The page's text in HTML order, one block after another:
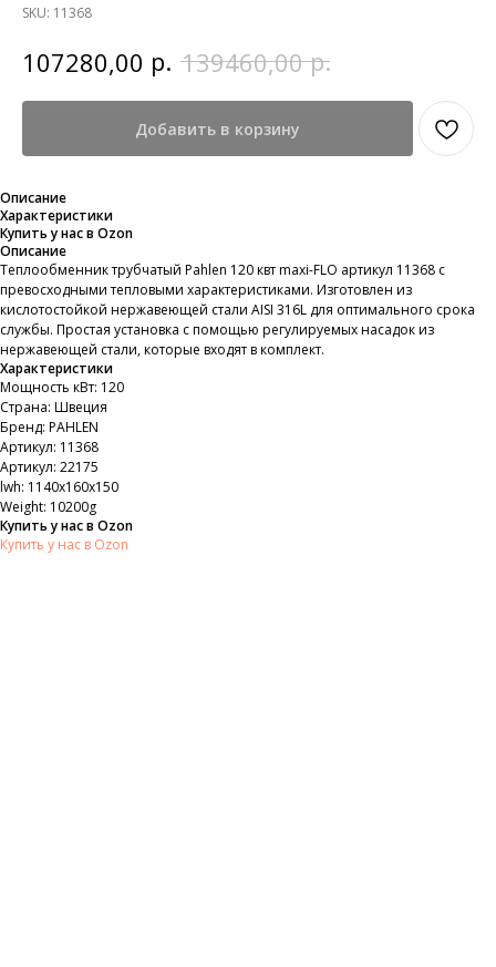
SKU: 11368
107280,00 р. 139460,00 р.
Добавить в корзину
Описание
Характеристики
Купить у нас в Ozon
Описание
Теплообменник трубчатый Pahlen 120 квт maxi-FLO артикул 11368 с
превосходными тепловыми характеристиками. Изготовлен из
кислотостойкой нержавеющей стали AISI 316L для оптимального срока
службы. Простая установка с помощью регулируемых насадок из
нержавеющей стали, которые входят в комплект.
Характеристики
Мощность кВт: 120
Страна: Швеция
Бренд: PAHLEN
Артикул: 11368
Артикул: 22175
lwh: 1140x160x150
Weight: 10200g
Купить у нас в Ozon
Купить у нас в Ozon